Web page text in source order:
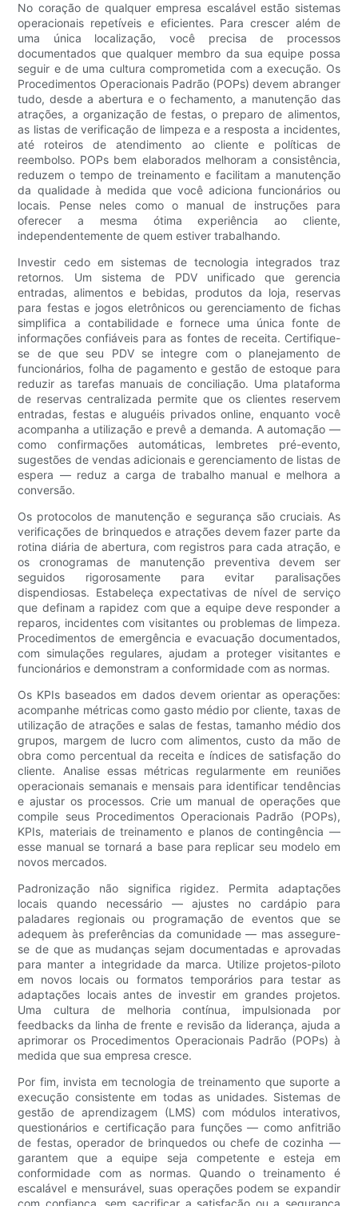
No coração de qualquer empresa escalável estão sistemas
operacionais repetíveis e eficientes. Para crescer além de
uma única localização, você precisa de processos
documentados que qualquer membro da sua equipe possa
seguir e de uma cultura comprometida com a execução. Os
Procedimentos Operacionais Padrão (POPs) devem abranger
tudo, desde a abertura e o fechamento, a manutenção das
atrações, a organização de festas, o preparo de alimentos,
as listas de verificação de limpeza e a resposta a incidentes,
até roteiros de atendimento ao cliente e políticas de
reembolso. POPs bem elaborados melhoram a consistência,
reduzem o tempo de treinamento e facilitam a manutenção
da qualidade à medida que você adiciona funcionários ou
locais. Pense neles como o manual de instruções para
oferecer a mesma ótima experiência ao cliente,
independentemente de quem estiver trabalhando.
Investir cedo em sistemas de tecnologia integrados traz
retornos. Um sistema de PDV unificado que gerencia
entradas, alimentos e bebidas, produtos da loja, reservas
para festas e jogos eletrônicos ou gerenciamento de fichas
simplifica a contabilidade e fornece uma única fonte de
informações confiáveis ​​para as fontes de receita. Certifique-
se de que seu PDV se integre com o planejamento de
funcionários, folha de pagamento e gestão de estoque para
reduzir as tarefas manuais de conciliação. Uma plataforma
de reservas centralizada permite que os clientes reservem
entradas, festas e aluguéis privados online, enquanto você
acompanha a utilização e prevê a demanda. A automação —
como confirmações automáticas, lembretes pré-evento,
sugestões de vendas adicionais e gerenciamento de listas de
espera — reduz a carga de trabalho manual e melhora a
conversão.
Os protocolos de manutenção e segurança são cruciais. As
verificações de brinquedos e atrações devem fazer parte da
rotina diária de abertura, com registros para cada atração, e
os cronogramas de manutenção preventiva devem ser
seguidos rigorosamente para evitar paralisações
dispendiosas. Estabeleça expectativas de nível de serviço
que definam a rapidez com que a equipe deve responder a
reparos, incidentes com visitantes ou problemas de limpeza.
Procedimentos de emergência e evacuação documentados,
com simulações regulares, ajudam a proteger visitantes e
funcionários e demonstram a conformidade com as normas.
Os KPIs baseados em dados devem orientar as operações:
acompanhe métricas como gasto médio por cliente, taxas de
utilização de atrações e salas de festas, tamanho médio dos
grupos, margem de lucro com alimentos, custo da mão de
obra como percentual da receita e índices de satisfação do
cliente. Analise essas métricas regularmente em reuniões
operacionais semanais e mensais para identificar tendências
e ajustar os processos. Crie um manual de operações que
compile seus Procedimentos Operacionais Padrão (POPs),
KPIs, materiais de treinamento e planos de contingência —
esse manual se tornará a base para replicar seu modelo em
novos mercados.
Padronização não significa rigidez. Permita adaptações
locais quando necessário — ajustes no cardápio para
paladares regionais ou programação de eventos que se
adequem às preferências da comunidade — mas assegure-
se de que as mudanças sejam documentadas e aprovadas
para manter a integridade da marca. Utilize projetos-piloto
em novos locais ou formatos temporários para testar as
adaptações locais antes de investir em grandes projetos.
Uma cultura de melhoria contínua, impulsionada por
feedbacks da linha de frente e revisão da liderança, ajuda a
aprimorar os Procedimentos Operacionais Padrão (POPs) à
medida que sua empresa cresce.
Por fim, invista em tecnologia de treinamento que suporte a
execução consistente em todas as unidades. Sistemas de
gestão de aprendizagem (LMS) com módulos interativos,
questionários e certificação para funções — como anfitrião
de festas, operador de brinquedos ou chefe de cozinha —
garantem que a equipe seja competente e esteja em
conformidade com as normas. Quando o treinamento é
escalável e mensurável, suas operações podem se expandir